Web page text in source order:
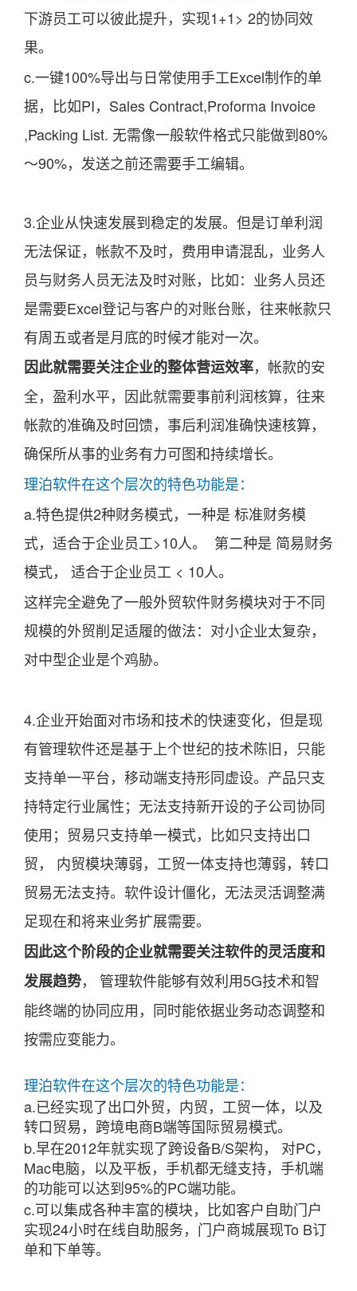
下游员工可以彼此提升，实现1+1> 2的协同效
果。
c.一键100%导出与日常使用手工Excel制作的单
据，比如PI，Sales Contract,Proforma Invoice
,Packing List. 无需像一般软件格式只能做到80%
～90%，发送之前还需要手工编辑。
3.企业从快速发展到稳定的发展。但是订单利润
无法保证，帐款不及时，费用申请混乱，业务人
员与财务人员无法及时对账，比如：业务人员还
是需要Excel登记与客户的对账台账，往来帐款只
有周五或者是月底的时候才能对一次。
因此就需要关注企业的整体营运效率，帐款的安
全，盈利水平，因此就需要事前利润核算，往来
帐款的准确及时回馈，事后利润准确快速核算，
确保所从事的业务有力可图和持续增长。
理泊软件在这个层次的特色功能是：
a.特色提供2种财务模式，一种是 标准财务模
式，适合于企业员工>10人。 第二种是 简易财务
模式， 适合于企业员工 < 10人。
这样完全避免了一般外贸软件财务模块对于不同
规模的外贸削足适履的做法：对小企业太复杂，
对中型企业是个鸡胁。
4.企业开始面对市场和技术的快速变化，但是现
有管理软件还是基于上个世纪的技术陈旧，只能
支持单一平台，移动端支持形同虚设。产品只支
持特定行业属性；无法支持新开设的子公司协同
使用；贸易只支持单一模式，比如只支持出口
贸， 内贸模块薄弱，工贸一体支持也薄弱，转口
贸易无法支持。软件设计僵化，无法灵活调整满
足现在和将来业务扩展需要。
因此这个阶段的企业就需要关注软件的灵活度和
发展趋势， 管理软件能够有效利用5G技术和智
能终端的协同应用，同时能依据业务动态调整和
按需应变能力。
理泊软件在这个层次的特色功能是：
a.已经实现了出口外贸，内贸，工贸一体，以及
转口贸易，跨境电商B端等国际贸易模式。
b.早在2012年就实现了跨设备B/S架构， 对PC，
Mac电脑，以及平板，手机都无缝支持，手机端
的功能可以达到95%的PC端功能。
c.可以集成各种丰富的模块，比如客户自助门户
实现24小时在线自助服务，门户商城展现To B订
单和下单等。